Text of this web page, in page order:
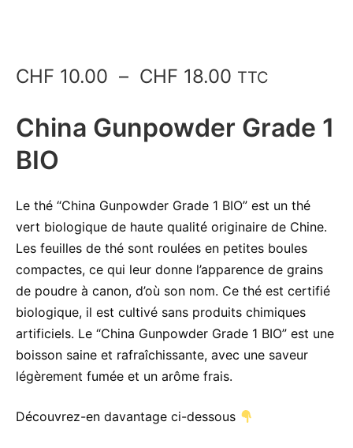
CHF 10.00 – CHF 18.00 Plage
prix :
à
CHF 18.00
TTC
China Gunpowder Grade 1
BIO
Le thé “China Gunpowder Grade 1 BIO” est un thé
vert biologique de haute qualité originaire de Chine.
Les feuilles de thé sont roulées en petites boules
compactes, ce qui leur donne l’apparence de grains
de poudre à canon, d’où son nom. Ce thé est certifié
biologique, il est cultivé sans produits chimiques
artificiels. Le “China Gunpowder Grade 1 BIO” est une
boisson saine et rafraîchissante, avec une saveur
légèrement fumée et un arôme frais.
Découvrez-en davantage ci-dessous